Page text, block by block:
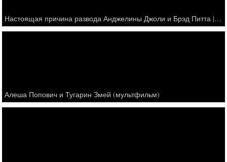
Настоящая причина развода Анджелины Джоли и Брэд Питта || Реакция друзей и родственников
Алеша Попович и Тугарин Змей (мультфильм)